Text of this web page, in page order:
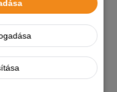
k mellett,
jobban ezt az